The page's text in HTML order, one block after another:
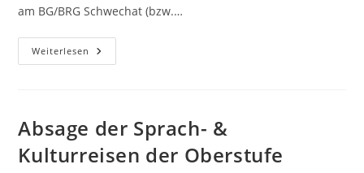
am BG/BRG Schwechat (bzw.…
Weiterlesen Ein
Nachruf
Absage der Sprach- &
Kulturreisen der Oberstufe